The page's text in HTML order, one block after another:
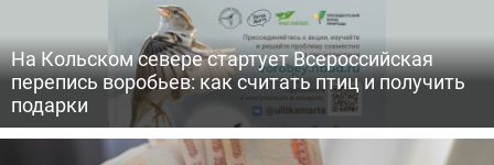
На Кольском севере стартует Всероссийская
перепись воробьев: как считать птиц и получить
подарки